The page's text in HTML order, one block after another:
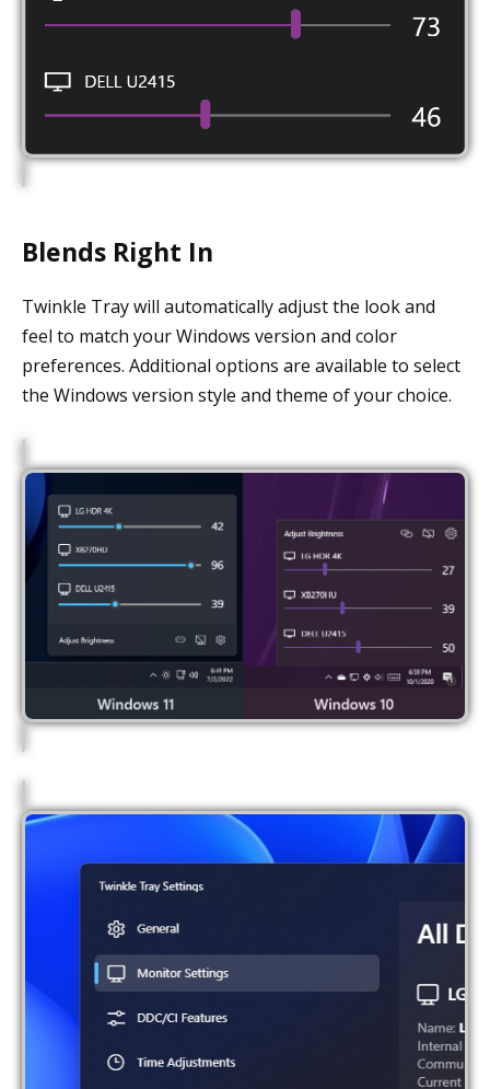
Blends Right In
Twinkle Tray will automatically adjust the look and
feel to match your Windows version and color
preferences. Additional options are available to select
the Windows version style and theme of your choice.